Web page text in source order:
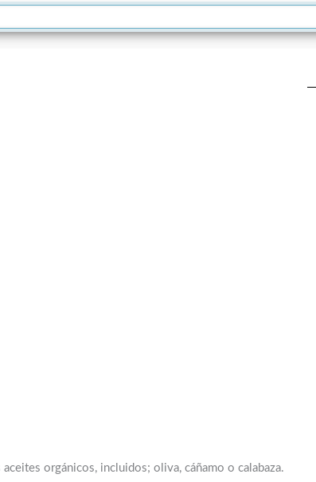
orgánicos, incluidos; oliva, cáñamo o calabaza.